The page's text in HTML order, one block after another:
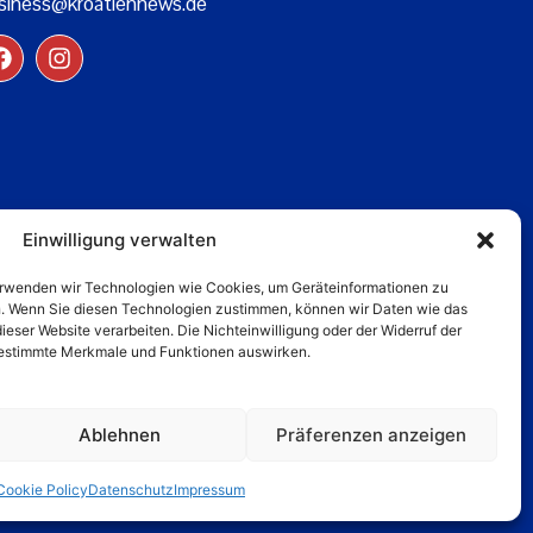
Einwilligung verwalten
wir Technologien wie Cookies, um Geräteinformationen zu
Sie diesen Technologien zustimmen, können wir Daten wie das
Website verarbeiten. Die Nichteinwilligung oder der Widerruf der
Merkmale und Funktionen auswirken.
Ablehnen Präferenzen anzeigen
PolicyDatenschutzImpressum